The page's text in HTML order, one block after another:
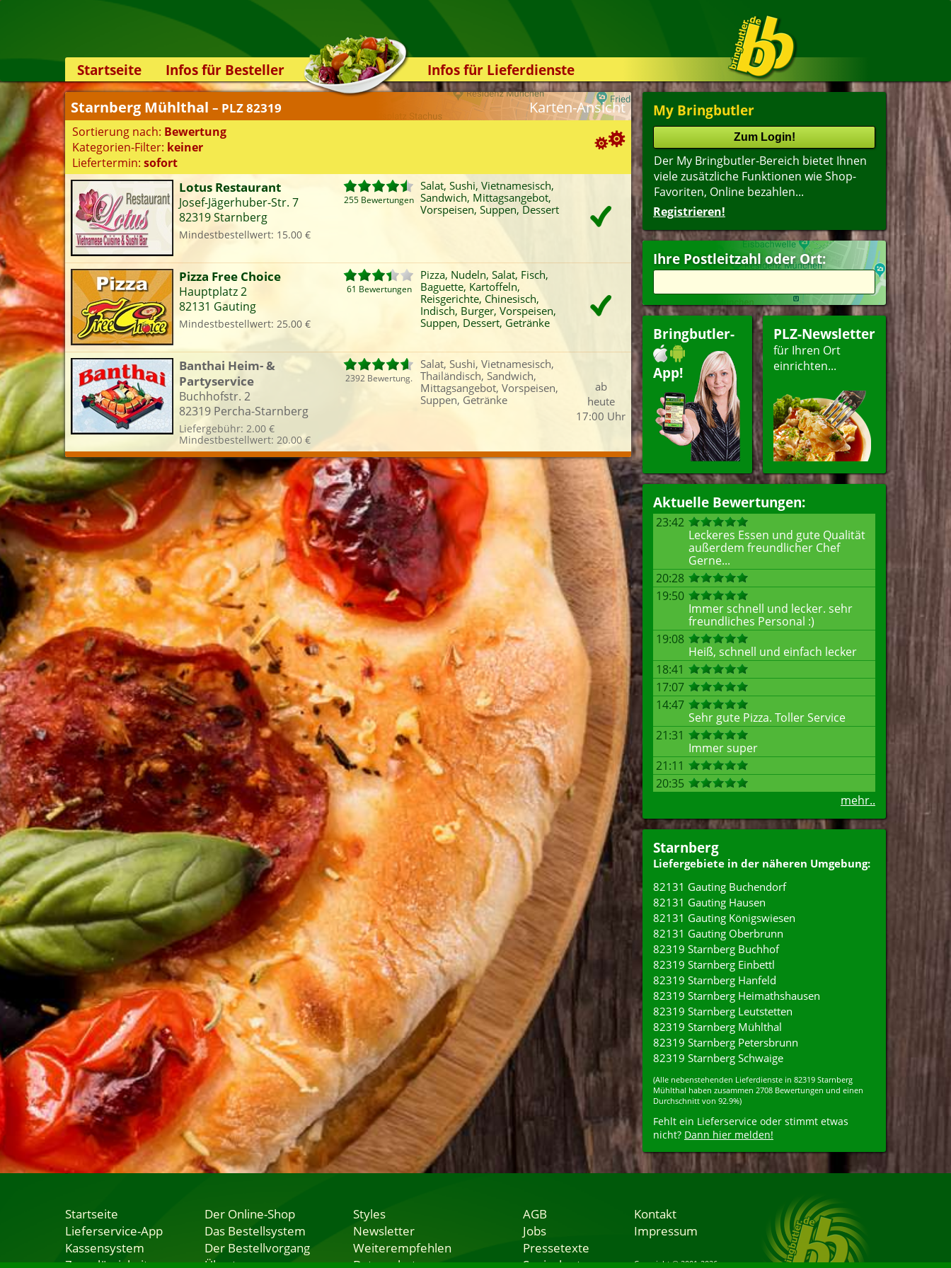
Startseite
Infos für Besteller
Lieferservice-App
Weiterempfehlen
Newsletter
Sicherheit
Kontakt
Infos für Lieferdienste
Kassensystem
Zuverlässigkeit
Das Bestellsystem
Der Bestellvorgang
Styles
Kontakt
My Bringbutler
Der My Bringbutler-Bereich bietet Ihnen
viele zusätzliche Funktionen wie Shop-
Favoriten, Online bezahlen...
Registrieren!
Ihre Postleitzahl oder Ort:
Bringbutler-
App!
PLZ-Newsletter
für Ihren Ort
einrichten...
Aktuelle Bewertungen:
23:42
Leckeres Essen und gute Qualität
außerdem freundlicher Chef
Gerne...
20:28
19:50
Immer schnell und lecker. sehr
freundliches Personal :)
19:08
Heiß, schnell und einfach lecker
18:41
17:07
14:47
Sehr gute Pizza. Toller Service
21:31
Immer super
21:11
20:35
mehr..
Starnberg
Liefergebiete in der näheren Umgebung:
82131 Gauting Buchendorf
82131 Gauting Hausen
82131 Gauting Königswiesen
82131 Gauting Oberbrunn
82319 Starnberg Buchhof
82319 Starnberg Einbettl
82319 Starnberg Hanfeld
82319 Starnberg Heimathshausen
82319 Starnberg Leutstetten
82319 Starnberg Mühlthal
82319 Starnberg Petersbrunn
82319 Starnberg Schwaige
(Alle nebenstehenden Lieferdienste in 82319 Starnberg
Mühlthal haben zusammen 2708 Bewertungen und einen
Durchschnitt von 92.9%)
Fehlt ein Lieferservice oder stimmt etwas
nicht? Dann hier melden!
Suchoptionen
Sortierung:
Mindestbestellwert
Name
Alter(ältester Shop zuerst)
Kategorien-Filter:
Pizza
Nudeln
Baguette
Kartoffeln
Sushi
Reisgerichte
Chinesisch
Indisch
Vietnamesisch
Thailändisch
Sandwich
Mittagsangebot
Vorspeisen
Dessert
Getränke
Liefertermin:
sofort
für um : Uhr bestellen
Karten-Ansicht
Starnberg Mühlthal – PLZ 82319
Sortierung nach: Bewertung
Kategorien-Filter: keiner
Liefertermin: sofort
Lotus Restaurant
Josef-Jägerhuber-Str. 7
82319 Starnberg
Mindestbestellwert: 15.00 €
255 Bewertungen
Salat, Sushi, Vietnamesisch,
Sandwich, Mittagsangebot,
Vorspeisen, Suppen, Dessert
Pizza Free Choice
Hauptplatz 2
82131 Gauting
Mindestbestellwert: 25.00 €
61 Bewertungen
Pizza, Nudeln, Salat, Fisch,
Baguette, Kartoffeln,
Reisgerichte, Chinesisch,
Indisch, Burger, Vorspeisen,
Suppen, Dessert, Getränke
Banthai Heim- &
Partyservice
Buchhofstr. 2
82319 Percha-Starnberg
Liefergebühr: 2.00 €
Mindestbestellwert: 20.00 €
2392 Bewertung.
Salat, Sushi, Vietnamesisch,
Thailändisch, Sandwich,
Mittagsangebot, Vorspeisen,
Suppen, Getränke
ab
heute
17:00 Uhr
Startseite
Lieferservice-App
Kassensystem
Zuverlässigkeit
Der Online-Shop
Das Bestellsystem
Der Bestellvorgang
Übertragung
Styles
Newsletter
Weiterempfehlen
Datenschutz
AGB
Jobs
Pressetexte
Speisekarten
Kontakt
Impressum
Copyright © 2001-2026